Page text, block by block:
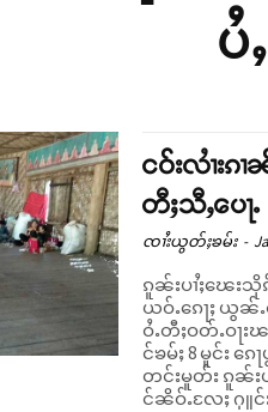
ပႆ
ငဝ်းလၢႆးၵ
တီႈသီႇပေႃ
ၸၢႆးယွတ်ႈၶမ်း -
ၵူၼ်းပၢႆႈၽေး
ယဝ်ႉၵေႃႈ ယွၼ်
ဝႆႉတီႈဝတ်ႉဝႃးၽႃသိူဝ်ႇတိုၵ်ႉမီ
င်ၶမ်ႈ 8 မူင်း
တင်းမူတ်း ၵူၼ်း
င်ၼိဝ်ႉလႄႈ ႁူင်